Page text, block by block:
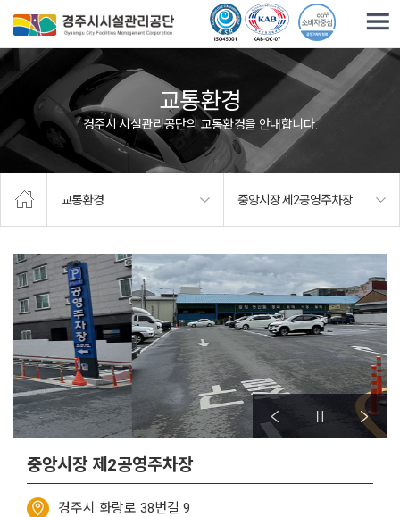
교통환경
경주시 시설관리공단의 교통환경을 안내합니다.
교통환경 중앙시장 제2공영주차장
중앙시장 제2공영주차장
경주시 화랑로 38번길 9